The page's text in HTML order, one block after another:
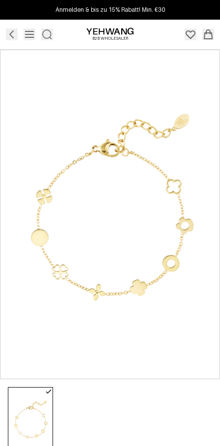
Anmelden & bis zu 15% Rabatt! Min. €30
B2B WHOLESALER